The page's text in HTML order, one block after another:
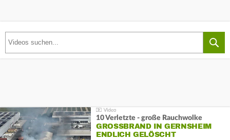
10 Verletzte - große Rauchwolke
GROSSBRAND IN GERNSHEIM E
NDLICH GELÖSCHT